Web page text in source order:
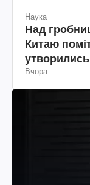
Наука
Над
Китаю
Вчора